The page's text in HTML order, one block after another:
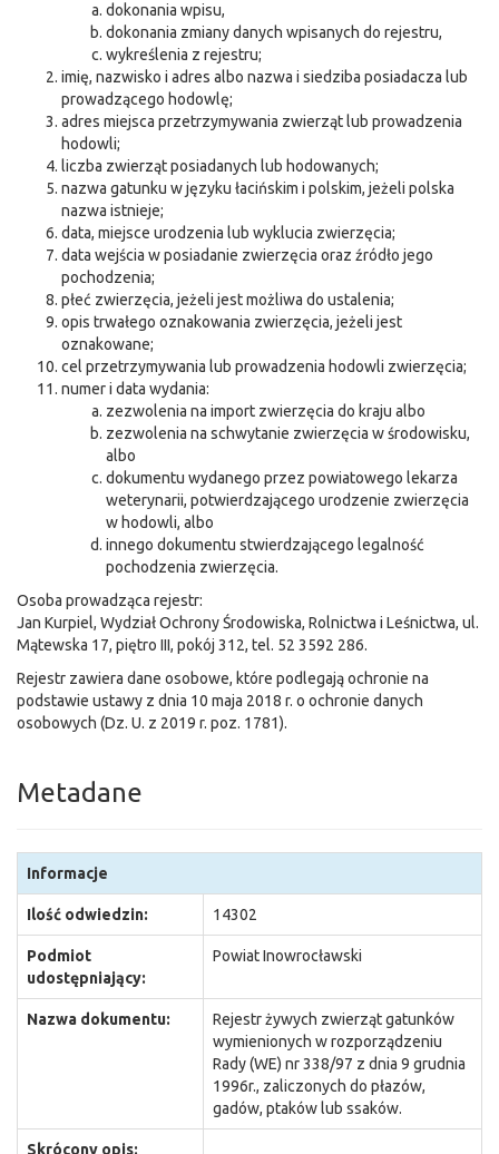
dokonania wpisu,
dokonania zmiany danych wpisanych do rejestru,
wykreślenia z rejestru;
imię, nazwisko i adres albo nazwa i siedziba posiadacza lub
prowadzącego hodowlę;
adres miejsca przetrzymywania zwierząt lub prowadzenia
hodowli;
liczba zwierząt posiadanych lub hodowanych;
nazwa gatunku w języku łacińskim i polskim, jeżeli polska
nazwa istnieje;
data, miejsce urodzenia lub wyklucia zwierzęcia;
data wejścia w posiadanie zwierzęcia oraz źródło jego
pochodzenia;
płeć zwierzęcia, jeżeli jest możliwa do ustalenia;
opis trwałego oznakowania zwierzęcia, jeżeli jest
oznakowane;
cel przetrzymywania lub prowadzenia hodowli zwierzęcia;
numer i data wydania:
zezwolenia na import zwierzęcia do kraju albo
zezwolenia na schwytanie zwierzęcia w środowisku,
albo
dokumentu wydanego przez powiatowego lekarza
weterynarii, potwierdzającego urodzenie zwierzęcia
w hodowli, albo
innego dokumentu stwierdzającego legalność
pochodzenia zwierzęcia.
Osoba prowadząca rejestr:
Jan Kurpiel, Wydział Ochrony Środowiska, Rolnictwa i Leśnictwa, ul.
Mątewska 17, piętro III, pokój 312, tel. 52 3592 286.
Rejestr zawiera dane osobowe, które podlegają ochronie na
podstawie ustawy z dnia 10 maja 2018 r. o ochronie danych
osobowych (Dz. U. z 2019 r. poz. 1781).
Metadane
Informacje
Ilość odwiedzin: 14302
Podmiot
udostępniający:
Powiat Inowrocławski
Nazwa dokumentu:
Rejestr żywych zwierząt gatunków
wymienionych w rozporządzeniu
Rady (WE) nr 338/97 z dnia 9 grudnia
1996r., zaliczonych do płazów,
gadów, ptaków lub ssaków.
Skrócony opis: